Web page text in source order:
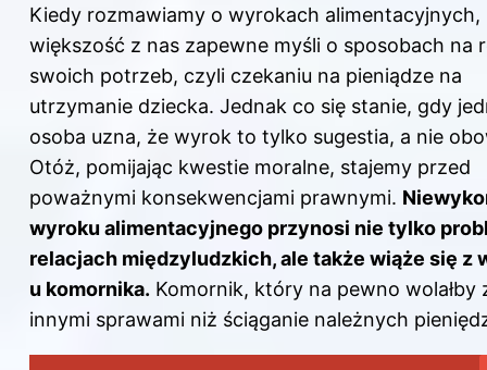
Kiedy rozmawiamy o wyrokach alimentacyjnych,
większość z nas zapewne myśli o sposobach na
swoich potrzeb, czyli czekaniu na pieniądze na
utrzymanie dziecka. Jednak co się stanie, gdy
osoba uzna, że wyrok to tylko sugestia, a nie
Otóż, pomijając kwestie moralne, stajemy przed
poważnymi konsekwencjami prawnymi.
wyroku alimentacyjnego przynosi nie tylko
relacjach międzyludzkich, ale także wiąże się z
u komornika. Komornik, który na pewno wolałby
innymi sprawami niż ściąganie należnych